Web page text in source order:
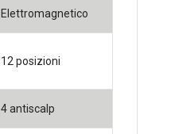
Elettromagnetico
12 posizioni
4 antiscalp